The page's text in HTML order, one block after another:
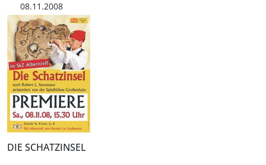
08.11.2008
DIE SCHATZINSEL